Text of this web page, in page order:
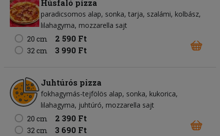
Húsfaló pizza
paradicsomos alap sonka tarja szalámi kolbász
lilahagyma mozzarella sajt
20 cm
2 590 Ft
32 cm 3 990 Ft
Juhtúrós pizza
fokhagymás-tejfölös alap sonka kukorica
lilahagyma juhtúró mozzarella sajt
20 cm
2 390 Ft
32 cm 3 690 Ft